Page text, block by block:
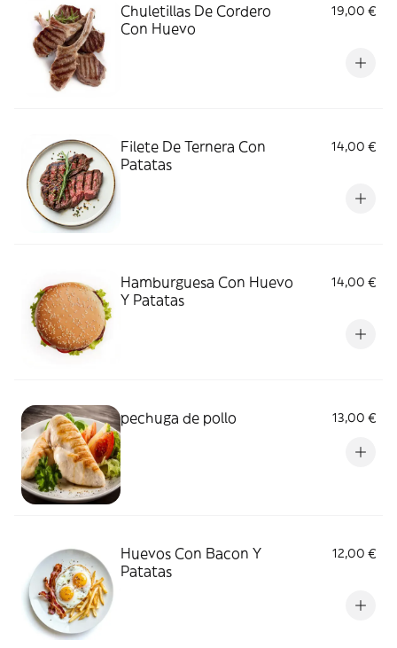
Chuletillas De Cordero
Con Huevo
19,00 €
Filete De Ternera Con
Patatas
14,00 €
Hamburguesa Con Huevo
Y Patatas
14,00 €
pechuga de pollo 13,00 €
Huevos Con Bacon Y
Patatas
12,00 €